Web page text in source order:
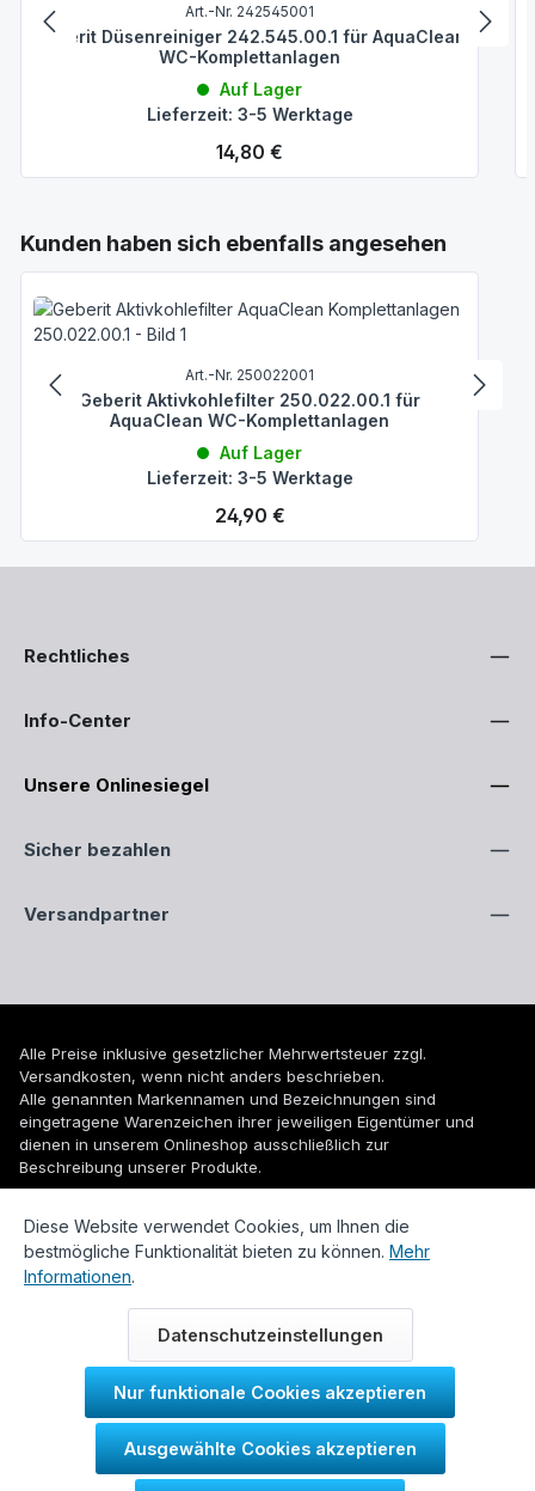
Art.-Nr. 242545001
Geberit Düsenreiniger 242.545.00.1 für AquaClean
WC-Komplettanlagen
Auf Lager
Lieferzeit: 3-5 Werktage
Regulärer Preis:
14,80 €
Produktgalerie überspringen
Kunden haben sich ebenfalls angesehen
Art.-Nr. 250022001
Geberit Aktivkohlefilter 250.022.00.1 für
AquaClean WC-Komplettanlagen
Auf Lager
Lieferzeit: 3-5 Werktage
Regulärer Preis:
24,90 €
Rechtliches
Info-Center
Unsere Onlinesiegel
Sicher bezahlen
Versandpartner
Alle Preise inklusive gesetzlicher Mehrwertsteuer zzgl.
Versandkosten, wenn nicht anders beschrieben.
Alle genannten Markennamen und Bezeichnungen sind
eingetragene Warenzeichen ihrer jeweiligen Eigentümer und
dienen in unserem Onlineshop ausschließlich zur
Beschreibung unserer Produkte.
© 2026 WUH24.de - Weigel und Unger Heizungs- und
Sanitärtechnik GmbH
Diese Website verwendet Cookies, um Ihnen die
bestmögliche Funktionalität bieten zu können. Mehr
Informationen.
Datenschutzeinstellungen
Nur funktionale Cookies akzeptieren
Ausgewählte Cookies akzeptieren
Durch IT-Recht Kanzlei
Kundenmeinung: